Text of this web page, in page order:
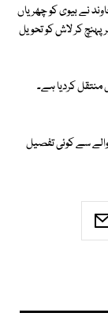
نے بیوی کو چھریاں
پہنچ کر لاش کو تحویل
منتقل کردیا ہے۔
سے کوئی تفصیل